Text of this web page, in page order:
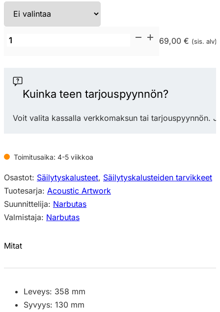
Narbutas
PET-
huopakori
69,00 € (sis. alv)
Kuinka teen tarjouspyynnön?
Voit valita kassalla verkkomaksun tai tarjouspyynnön.
Toimitusaika: 4-5 viikkoa
Osastot: Säilytyskalusteet, Säilytyskalusteiden tarvikkeet
Tuotesarja: Acoustic Artwork
Suunnittelija: Narbutas
Valmistaja: Narbutas
Mitat
Leveys: 358 mm
Syvyys: 130 mm